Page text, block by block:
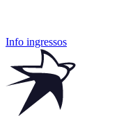
Info ingressos